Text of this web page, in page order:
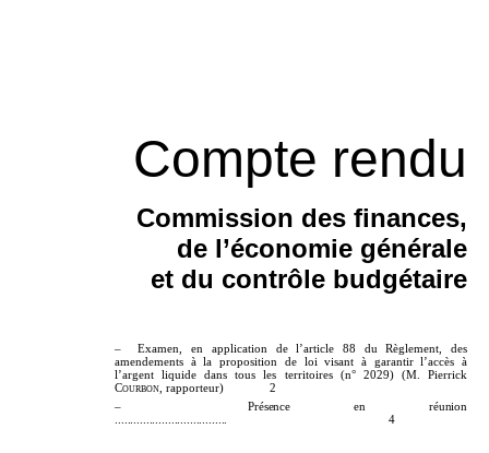
Compte rendu
Commission des finances,
de l’économie générale
et du contrôle budgétaire
– Examen, en application de l’article 88 du Règlement, des
amendements à la proposition de loi visant à garantir l’accès à
l’argent liquide dans tous les territoires (n° 2029) (M. Pierrick
Courbon , rapporteur) 2
–
Présence en réunion
4